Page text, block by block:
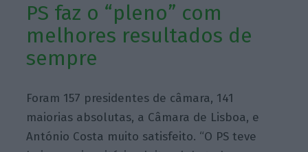
PS faz o “pleno” com
melhores resultados de
sempre
Foram 157 presidentes de câmara, 141
maiorias absolutas, a Câmara de Lisboa, e
António Costa muito satisfeito. “O PS teve